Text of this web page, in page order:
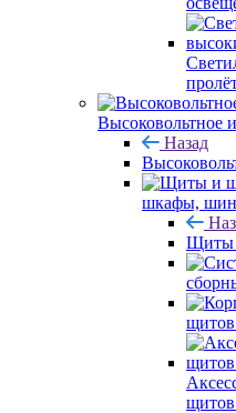
Высоковольтное
Назад
шкафы,
Щиты